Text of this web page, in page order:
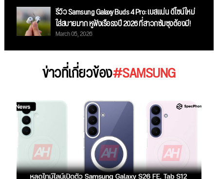
รีวิว Samsung Galaxy Buds 4 Pro: เบสแน่น ดีไซน์ใหม่
ใส่สบายมาก หูฟังเรือธงปี 2026 ที่สาวกซัมซุงต้องมี!
March 05, 2026
ข่าวที่เกี่ยวข้อง#SAMSUNG